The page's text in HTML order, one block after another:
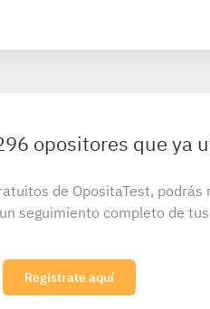
opositores que ya
de OpositaTest,
seguimiento completo de
Regístrate aquí